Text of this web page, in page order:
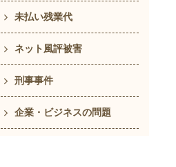
未払い残業代
ネット風評被害
刑事事件
企業・ビジネスの問題